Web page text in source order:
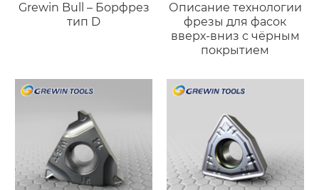
Grewin Bull – Борфрез
тип D
Описание технологии
фрезы для фасок
вверх-вниз с чёрным
покрытием